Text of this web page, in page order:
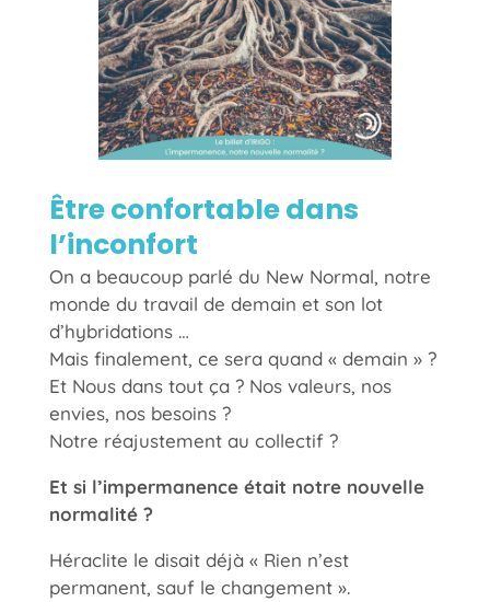
Être confortable dans
l’inconfort
On a beaucoup parlé du New Normal, notre
monde du travail de demain et son lot
d’hybridations …
Mais finalement, ce sera quand « demain » ?
Et Nous dans tout ça ? Nos valeurs, nos
envies, nos besoins ?
Notre réajustement au collectif ?
Et si l’impermanence était notre nouvelle
normalité ?
Héraclite le disait déjà « Rien n’est
permanent, sauf le changement ».